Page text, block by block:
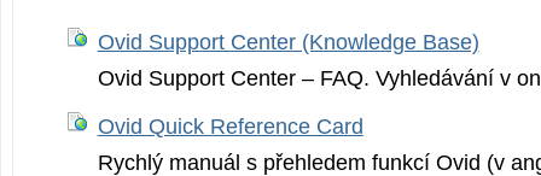
Ovid Support Center (Knowledge Base)
Ovid Support Center – FAQ. Vyhledávání v
Ovid Quick Reference Card
Rychlý manuál s přehledem funkcí Ovid (v